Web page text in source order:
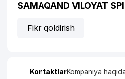
SAMAQAND VILOYAT
Fikr qoldirish
KontaktlarKompaniya haqida